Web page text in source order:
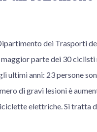
dei Trasporti
parte dei 30
ultimi anni: 23 persone
di gravi lesioni è
elettriche. Si tratta